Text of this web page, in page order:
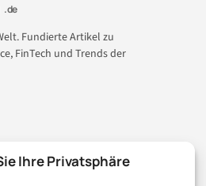
Ihre Privatsphäre
.de
Fundierte Artikel zu
FinTech und Trends der